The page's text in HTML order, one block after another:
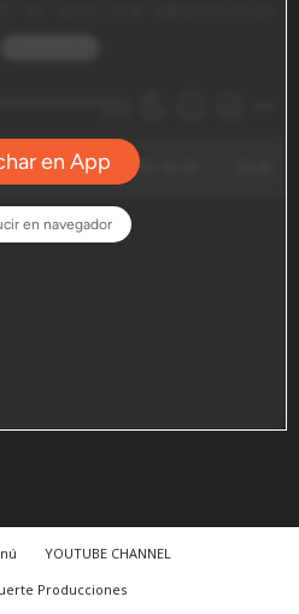
YOUTUBE CHANNEL
Producciones